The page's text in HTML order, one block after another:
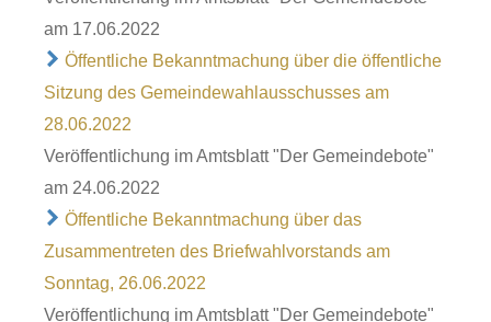
am 17.06.2022
Öffentliche Bekanntmachung über die öffentliche
Sitzung des Gemeindewahlausschusses am
28.06.2022
Veröffentlichung im Amtsblatt "Der Gemeindebote"
am 24.06.2022
Öffentliche Bekanntmachung über das
Zusammentreten des Briefwahlvorstands am
Sonntag, 26.06.2022
Veröffentlichung im Amtsblatt "Der Gemeindebote"